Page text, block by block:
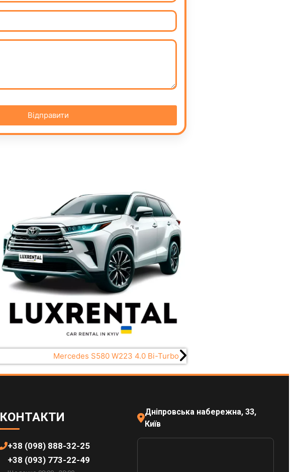
Відправити
Merсedes S580 W223 4.0 Bi-Turbo
КОНТАКТИ
+38 (098) 888-32-25
+38 (093) 773-22-49
Дніпровська набережна, 33,
Київ